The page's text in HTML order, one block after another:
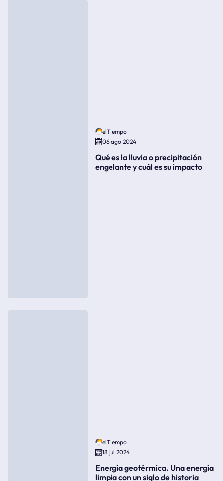
elTiempo
06 ago 2024
Qué es la lluvia o precipitación
engelante y cuál es su impacto
elTiempo
18 jul 2024
Energía geotérmica. Una energía
limpia con un siglo de historia